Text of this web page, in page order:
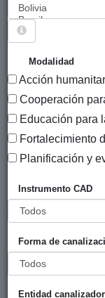
Modalidad
Acción
Cooperación
Educación para
Fortalecimiento
Planificación y
Instrumento CAD
Forma de
Entidad
Título
Fortalecimiento
del sistema
sanitario
calidad y
equidad para
el ejercicio de
los DDSSRR y